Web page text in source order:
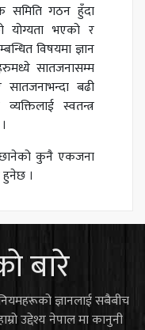
समिति गठन हुँदा
योग्यता भएको र
विषयमा ज्ञान
सातजनासम्म
बढी
स्वतन्त्र
कुनै एकजना
।
बारे
ज्ञानलाई सबैबीच
उद्देश्य नेपाल मा कानुनी